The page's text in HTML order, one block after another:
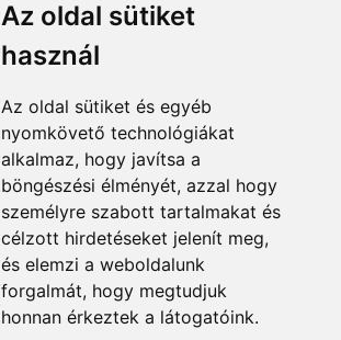
Az oldal sütiket
használ
Az oldal sütiket és egyéb
nyomkövető technológiákat
alkalmaz, hogy javítsa a
böngészési élményét, azzal hogy
személyre szabott tartalmakat és
célzott hirdetéseket jelenít meg,
és elemzi a weboldalunk
forgalmát, hogy megtudjuk
honnan érkeztek a látogatóink.
from HUF12,640
Accepted payment methods